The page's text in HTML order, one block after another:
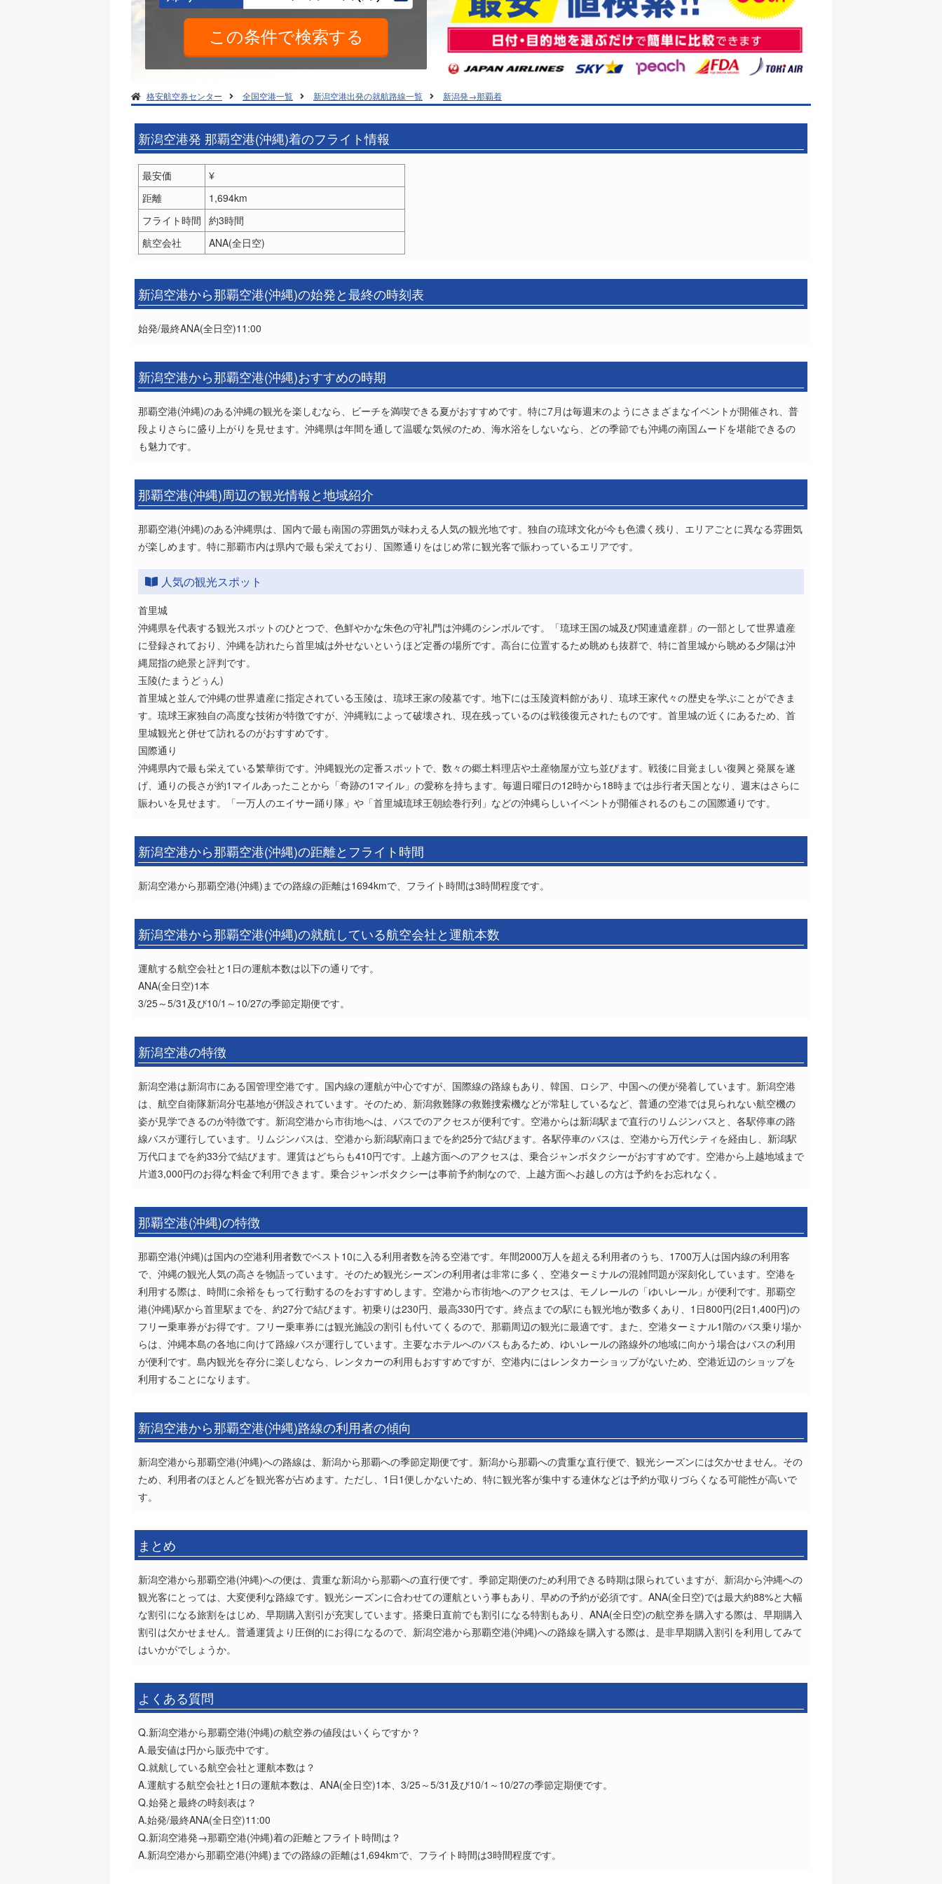
格安航空券センター 全国空港一覧 新潟空港出発の就航路線一覧 新潟発→那覇着
新潟空港発 那覇空港(沖縄)着のフライト情報
最安価
¥
距離
1,694km
フライト時間 約3時間
航空会社
ANA(全日空)
新潟空港から那覇空港(沖縄)の始発と最終の時刻表
始発/最終ANA(全日空)11:00
新潟空港から那覇空港(沖縄)おすすめの時期
那覇空港(沖縄)のある沖縄の観光を楽しむなら、ビーチを満喫できる夏がおすすめです。特に7月は毎週末のようにさまざまなイベントが開催され、普
段よりさらに盛り上がりを見せます。沖縄県は年間を通して温暖な気候のため、海水浴をしないなら、どの季節でも沖縄の南国ムードを堪能できるの
も魅力です。
那覇空港(沖縄)周辺の観光情報と地域紹介
那覇空港(沖縄)のある沖縄県は、国内で最も南国の雰囲気が味わえる人気の観光地です。独自の琉球文化が今も色濃く残り、エリアごとに異なる雰囲気
が楽しめます。特に那覇市内は県内で最も栄えており、国際通りをはじめ常に観光客で賑わっているエリアです。
人気の観光スポット
首里城
沖縄県を代表する観光スポットのひとつで、色鮮やかな朱色の守礼門は沖縄のシンボルです。「琉球王国の城及び関連遺産群」の一部として世界遺産
に登録されており、沖縄を訪れたら首里城は外せないというほど定番の場所です。高台に位置するため眺めも抜群で、特に首里城から眺める夕陽は沖
縄屈指の絶景と評判です。
玉陵(たまうどぅん)
首里城と並んで沖縄の世界遺産に指定されている玉陵は、琉球王家の陵墓です。地下には玉陵資料館があり、琉球王家代々の歴史を学ぶことができま
す。琉球王家独自の高度な技術が特徴ですが、沖縄戦によって破壊され、現在残っているのは戦後復元されたものです。首里城の近くにあるため、首
里城観光と併せて訪れるのがおすすめです。
国際通り
沖縄県内で最も栄えている繁華街です。沖縄観光の定番スポットで、数々の郷土料理店や土産物屋が立ち並びます。戦後に目覚ましい復興と発展を遂
げ、通りの長さが約1マイルあったことから「奇跡の1マイル」の愛称を持ちます。毎週日曜日の12時から18時までは歩行者天国となり、週末はさらに
賑わいを見せます。「一万人のエイサー踊り隊」や「首里城琉球王朝絵巻行列」などの沖縄らしいイベントが開催されるのもこの国際通りです。
新潟空港から那覇空港(沖縄)の距離とフライト時間
新潟空港から那覇空港(沖縄)までの路線の距離は1694kmで、フライト時間は3時間程度です。
新潟空港から那覇空港(沖縄)の就航している航空会社と運航本数
運航する航空会社と1日の運航本数は以下の通りです。
ANA(全日空)1本
3/25～5/31及び10/1～10/27の季節定期便です。
新潟空港の特徴
新潟空港は新潟市にある国管理空港です。国内線の運航が中心ですが、国際線の路線もあり、韓国、ロシア、中国への便が発着しています。新潟空港
は、航空自衛隊新潟分屯基地が併設されています。そのため、新潟救難隊の救難捜索機などが常駐しているなど、普通の空港では見られない航空機の
姿が見学できるのが特徴です。新潟空港から市街地へは、バスでのアクセスが便利です。空港からは新潟駅まで直行のリムジンバスと、各駅停車の路
線バスが運行しています。リムジンバスは、空港から新潟駅南口までを約25分で結びます。各駅停車のバスは、空港から万代シティを経由し、新潟駅
万代口までを約33分で結びます。運賃はどちらも410円です。上越方面へのアクセスは、乗合ジャンボタクシーがおすすめです。空港から上越地域まで
片道3,000円のお得な料金で利用できます。乗合ジャンボタクシーは事前予約制なので、上越方面へお越しの方は予約をお忘れなく。
那覇空港(沖縄)の特徴
那覇空港(沖縄)は国内の空港利用者数でベスト10に入る利用者数を誇る空港です。年間2000万人を超える利用者のうち、1700万人は国内線の利用客
で、沖縄の観光人気の高さを物語っています。そのため観光シーズンの利用者は非常に多く、空港ターミナルの混雑問題が深刻化しています。空港を
利用する際は、時間に余裕をもって行動するのをおすすめします。空港から市街地へのアクセスは、モノレールの「ゆいレール」が便利です。那覇空
港(沖縄)駅から首里駅までを、約27分で結びます。初乗りは230円、最高330円です。終点までの駅にも観光地が数多くあり、1日800円(2日1,400円)の
フリー乗車券がお得です。フリー乗車券には観光施設の割引も付いてくるので、那覇周辺の観光に最適です。また、空港ターミナル1階のバス乗り場か
らは、沖縄本島の各地に向けて路線バスが運行しています。主要なホテルへのバスもあるため、ゆいレールの路線外の地域に向かう場合はバスの利用
が便利です。島内観光を存分に楽しむなら、レンタカーの利用もおすすめですが、空港内にはレンタカーショップがないため、空港近辺のショップを
利用することになります。
新潟空港から那覇空港(沖縄)路線の利用者の傾向
新潟空港から那覇空港(沖縄)への路線は、新潟から那覇への季節定期便です。新潟から那覇への貴重な直行便で、観光シーズンには欠かせません。その
ため、利用者のほとんどを観光客が占めます。ただし、1日1便しかないため、特に観光客が集中する連休などは予約が取りづらくなる可能性が高いで
す。
まとめ
新潟空港から那覇空港(沖縄)への便は、貴重な新潟から那覇への直行便です。季節定期便のため利用できる時期は限られていますが、新潟から沖縄への
観光客にとっては、大変便利な路線です。観光シーズンに合わせての運航という事もあり、早めの予約が必須です。ANA(全日空)では最大約88%と大幅
な割引になる旅割をはじめ、早期購入割引が充実しています。搭乗日直前でも割引になる特割もあり、ANA(全日空)の航空券を購入する際は、早期購入
割引は欠かせません。普通運賃より圧倒的にお得になるので、新潟空港から那覇空港(沖縄)への路線を購入する際は、是非早期購入割引を利用してみて
はいかがでしょうか。
よくある質問
Q.新潟空港から那覇空港(沖縄)の航空券の値段はいくらですか？
A.最安値は円から販売中です。
Q.就航している航空会社と運航本数は？
A.運航する航空会社と1日の運航本数は、ANA(全日空)1本、3/25～5/31及び10/1～10/27の季節定期便です。
Q.始発と最終の時刻表は？
A.始発/最終ANA(全日空)11:00
Q.新潟空港発→那覇空港(沖縄)着の距離とフライト時間は？
A.新潟空港から那覇空港(沖縄)までの路線の距離は1,694kmで、フライト時間は3時間程度です。